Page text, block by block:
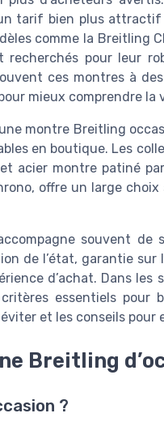
tarif bien plus
comme la Breitling
recherchés pour leur
ces montres à
mieux comprendre
montre Breitling
en boutique. Les
acier montre patiné
offre un large
souvent
de l’état, garantie
d’achat. Dans
essentiels pour
et les conseils
Breitling
?